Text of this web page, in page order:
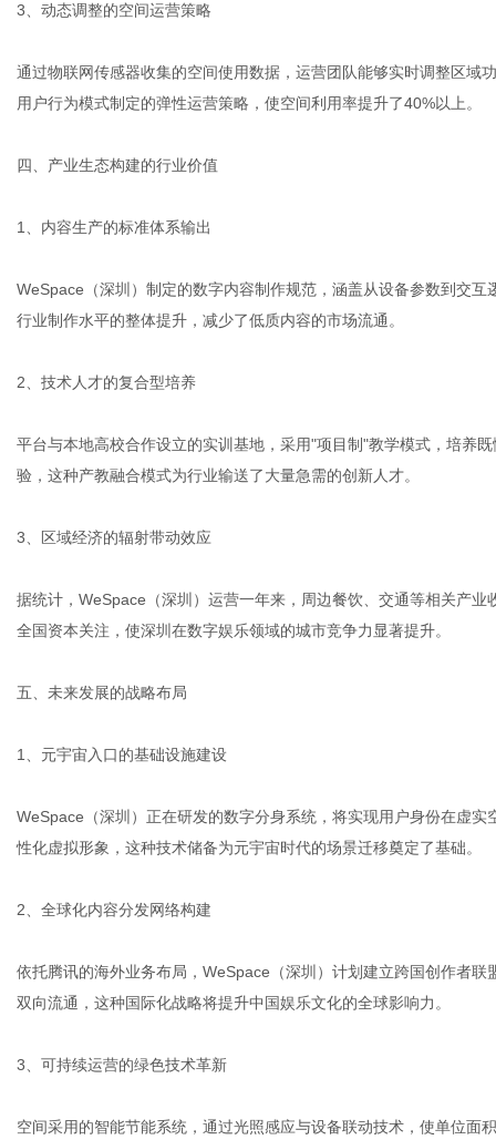
3、动态调整的空间运营策略
通过物联网传感器收集的空间使用数据，运营团队能够实时调整区域
用户行为模式制定的弹性运营策略，使空间利用率提升了40%以上。
四、产业生态构建的行业价值
1、内容生产的标准体系输出
WeSpace（深圳）制定的数字内容制作规范，涵盖从设备参数到交
行业制作水平的整体提升，减少了低质内容的市场流通。
2、技术人才的复合型培养
平台与本地高校合作设立的实训基地，采用"项目制"教学模式，培养
验，这种产教融合模式为行业输送了大量急需的创新人才。
3、区域经济的辐射带动效应
据统计，WeSpace（深圳）运营一年来，周边餐饮、交通等相关产
全国资本关注，使深圳在数字娱乐领域的城市竞争力显著提升。
五、未来发展的战略布局
1、元宇宙入口的基础设施建设
WeSpace（深圳）正在研发的数字分身系统，将实现用户身份在虚
性化虚拟形象，这种技术储备为元宇宙时代的场景迁移奠定了基础。
2、全球化内容分发网络构建
依托腾讯的海外业务布局，WeSpace（深圳）计划建立跨国创作者
双向流通，这种国际化战略将提升中国娱乐文化的全球影响力。
3、可持续运营的绿色技术革新
空间采用的智能节能系统，通过光照感应与设备联动技术，使单位面